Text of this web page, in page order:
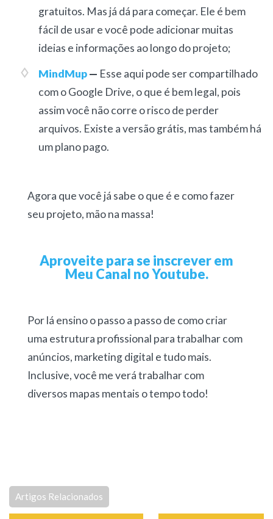
gratuitos. Mas já dá para começar. Ele é bem
fácil de usar e você pode adicionar muitas
ideias e informações ao longo do projeto;
MindMup— Esse aqui pode ser compartilhado
com o Google Drive, o que é bem legal, pois
assim você não corre o risco de perder
arquivos. Existe a versão grátis, mas também há
um plano pago.
Agora que você já sabe o que é e como fazer
seu projeto, mão na massa!
Aproveite para se inscrever em
Meu Canal no Youtube.
Por lá ensino o passo a passo de como criar
uma estrutura profissional para trabalhar com
anúncios, marketing digital e tudo mais.
Inclusive, você me verá trabalhar com
diversos mapas mentais o tempo todo!
Artigos Relacionados